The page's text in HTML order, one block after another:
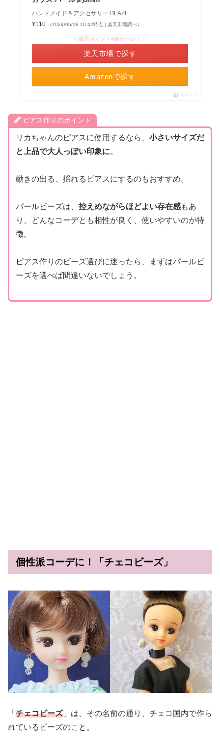
ハンドメイド＆アクセサリー BLAZE
¥110
（2024/06/18 10:42時点 | 楽天市場調べ）
Amazonで探す
＼楽天ポイント4倍セール！／
楽天市場で探す
ポチップ
ピアス作りのポイント
リカちゃんのピアスに使用するなら、 小さいサイズだ
と上品で大人っぽい印象に。
動きの出る、揺れるピアスにするのもおすすめ。
パールビーズは、 控えめながらほどよい存在感もあ
り、どんなコーデとも相性が良く、使いやすいのが特
徴。
ピアス作りのビーズ選びに迷ったら、まずはパールビ
ーズを選べば間違いないでしょう。
個性派コーデに！「チェコビーズ」
「 チェコビーズ」は、その名前の通り、チェコ国内で作ら
れているビーズのこと。